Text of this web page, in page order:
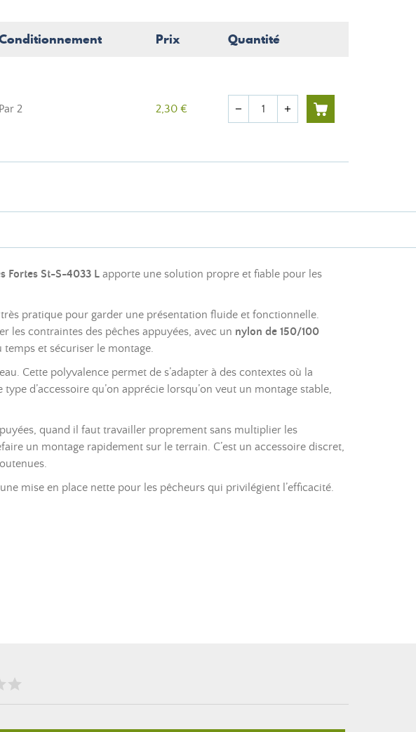
Prix Quantité
Par 2 2,30 € Quantité
remove add
Fortes St-S-4033 L apporte une solution propre et fiable pour les
pratique pour garder une présentation fluide et fonctionnelle.
les contraintes des pêches appuyées, avec un nylon de 150/100
et sécuriser le montage.
Cette polyvalence permet de s’adapter à des contextes où la
d’accessoire qu’on apprécie lorsqu’on veut un montage stable,
quand il faut travailler proprement sans multiplier les
un montage rapidement sur le terrain. C’est un accessoire discret,
mise en place nette pour les pêcheurs qui privilégient l’efficacité.